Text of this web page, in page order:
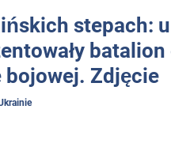
stepach:
batalion
bojowej. Zdjęcie